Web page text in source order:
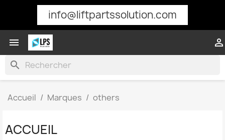
info@liftpartssolution.com


search
Accueil Marques others
ACCUEIL